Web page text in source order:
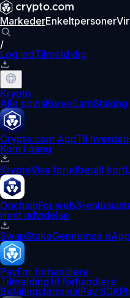
MarkederEnkeltpersoner
/
Log indTilmeld dig
Krypto
Alle coinsKurveEarnStaking
Crypto.com AppTil
Kom i gang
KryptoVisa forudbetalt kort
OnchainFor web3-
Hent udvidelse
SwapStakeGennemse
PayFor forhandlere
Tilmelding til forhandlere
BetalingsterminalPay SDK